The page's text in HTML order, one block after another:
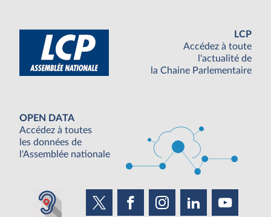
LCP
Accédez à toute
l'actualité de
la Chaine Parlementaire
OPEN DATA
Accédez à toutes
les données de
l'Assemblée nationale